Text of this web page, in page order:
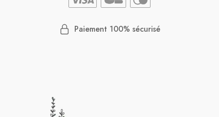
Paiement 100% sécurisé